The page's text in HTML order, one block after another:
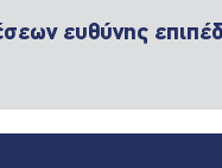
ευθύνης